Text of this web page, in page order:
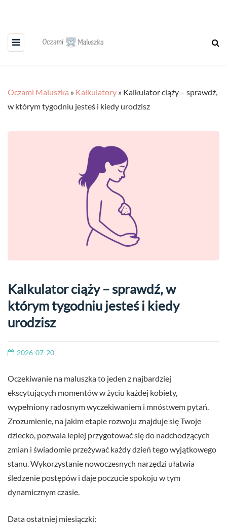
Oczami Maluszka » Kalkulatory » Kalkulator ciąży – sprawdź,
w którym tygodniu jesteś i kiedy urodzisz
Kalkulator ciąży – sprawdź, w
którym tygodniu jesteś i kiedy
urodzisz
2026-07-20
Oczekiwanie na maluszka to jeden z najbardziej
ekscytujących momentów w życiu każdej kobiety,
wypełniony radosnym wyczekiwaniem i mnóstwem pytań.
Zrozumienie, na jakim etapie rozwoju znajduje się Twoje
dziecko, pozwala lepiej przygotować się do nadchodzących
zmian i świadomie przeżywać każdy dzień tego wyjątkowego
stanu. Wykorzystanie nowoczesnych narzędzi ułatwia
śledzenie postępów i daje poczucie spokoju w tym
dynamicznym czasie.
Data ostatniej miesiączki: